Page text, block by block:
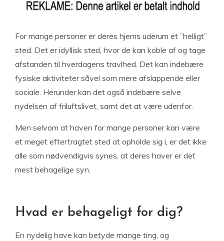
For mange personer er deres hjems uderum et ”helligt”
sted. Det er idyllisk sted, hvor de kan koble af og tage
afstanden til hverdagens travlhed. Det kan indebære
fysiske aktiviteter såvel som mere afslappende eller
sociale. Herunder kan det også indebære selve
nydelsen af friluftslivet, samt det at være udenfor.
Men selvom at haven for mange personer kan være
et meget eftertragtet sted at opholde sig i, er det ikke
alle som nødvendigvis synes, at deres haver er det
mest behagelige syn.
Hvad er behageligt for dig?
En nydelig have kan betyde mange ting, og